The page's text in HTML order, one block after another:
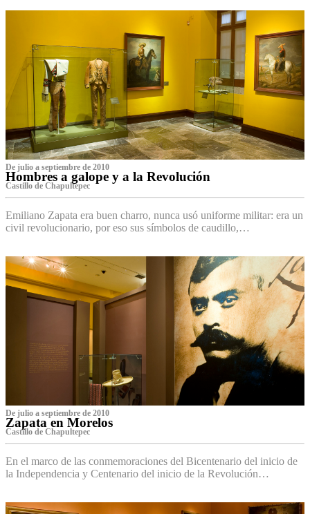
De julio a septiembre de 2010
Hombres a galope y a la Revolución
Castillo de Chapultepec
Emiliano Zapata era buen charro, nunca usó uniforme militar: era un
civil revolucionario, por eso sus símbolos de caudillo,…
De julio a septiembre de 2010
Zapata en Morelos
Castillo de Chapultepec
En el marco de las conmemoraciones del Bicentenario del inicio de
la Independencia y Centenario del inicio de la Revolución…